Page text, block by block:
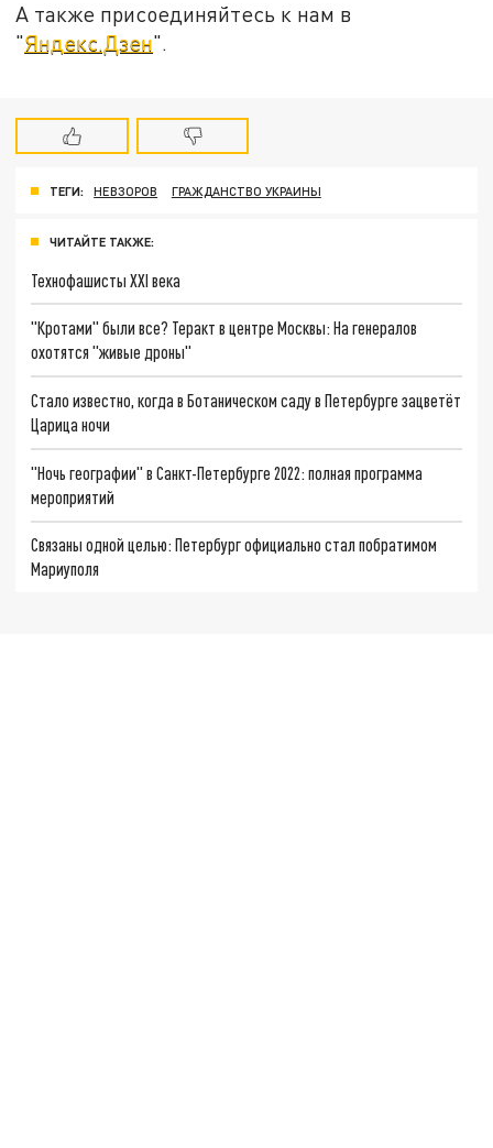
А также присоединяйтесь к нам в
"Яндекс.Дзен".
ТЕГИ: НЕВЗОРОВ ГРАЖДАНСТВО УКРАИНЫ
ЧИТАЙТЕ ТАКЖЕ:
Технофашисты XXI века
"Кротами" были все? Теракт в центре Москвы: На генералов
охотятся "живые дроны"
Стало известно, когда в Ботаническом саду в Петербурге зацветёт
Царица ночи
"Ночь географии" в Санкт-Петербурге 2022: полная программа
мероприятий
Связаны одной целью: Петербург официально стал побратимом
Мариуполя